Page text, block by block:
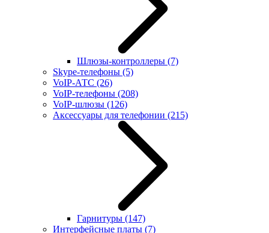
Шлюзы-контроллеры (7)
Skype-телефоны (5)
VoIP-АТС (26)
VoIP-телефоны (208)
VoIP-шлюзы (126)
Аксессуары для телефонии (215)
Гарнитуры (147)
Интерфейсные платы (7)